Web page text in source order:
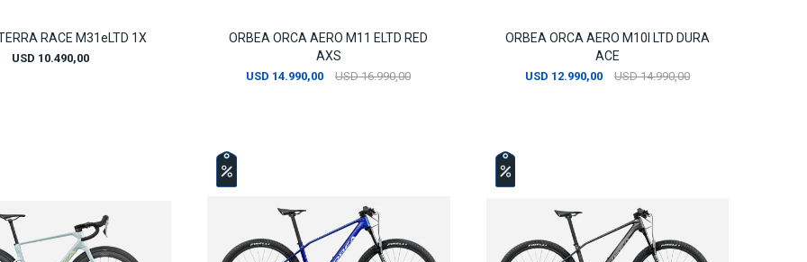
RACE M31eLTD 1X
USD 10.490,00
ORBEA ORCA AERO M11 ELTD RED
AXS
USD 14.990,00 USD 16.990,00
ORBEA ORCA AERO M10I LTD DURA
ACE
USD 12.990,00 USD 14.990,00